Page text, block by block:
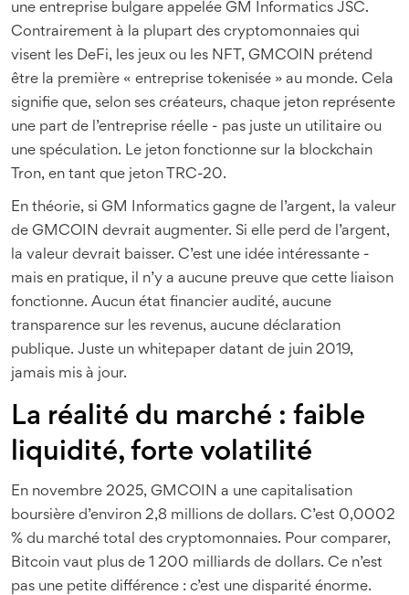
une entreprise bulgare appelée GM Informatics JSC.
Contrairement à la plupart des cryptomonnaies qui
visent les DeFi, les jeux ou les NFT, GMCOIN prétend
être la première « entreprise tokenisée » au monde. Cela
signifie que, selon ses créateurs, chaque jeton représente
une part de l’entreprise réelle - pas juste un utilitaire ou
une spéculation. Le jeton fonctionne sur la blockchain
Tron, en tant que jeton TRC-20.
En théorie, si GM Informatics gagne de l’argent, la valeur
de GMCOIN devrait augmenter. Si elle perd de l’argent,
la valeur devrait baisser. C’est une idée intéressante -
mais en pratique, il n’y a aucune preuve que cette liaison
fonctionne. Aucun état financier audité, aucune
transparence sur les revenus, aucune déclaration
publique. Juste un whitepaper datant de juin 2019,
jamais mis à jour.
La réalité du marché : faible
liquidité, forte volatilité
En novembre 2025, GMCOIN a une capitalisation
boursière d’environ 2,8 millions de dollars. C’est 0,0002
% du marché total des cryptomonnaies. Pour comparer,
Bitcoin vaut plus de 1 200 milliards de dollars. Ce n’est
pas une petite différence : c’est une disparité énorme.